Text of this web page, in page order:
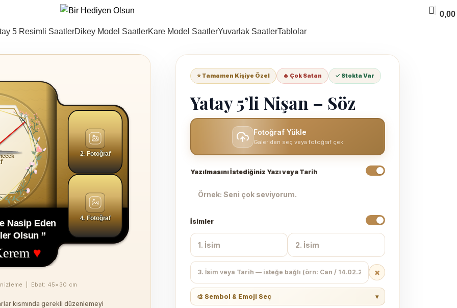
0,00
5 Resimli SaatlerDikey Model SaatlerKare Model SaatlerYuvarlak SaatlerTablolar
takarak
Nasip Eden
Olsun ’’
♥
2. Fotoğraf
4. Fotoğraf
| Ebat: 45×30 cm
kısmında gerekli düzenlemeyi
⭐ Tamamen Kişiye Özel 🔥 Çok Satan ✓ Stokta Var
Yatay 5’li Nişan – Söz
Fotoğraf Yükle
Galeriden seç veya fotoğraf çek
Yazılmasını İstediğiniz Yazı veya Tarih
İsimler
×
🎨 Sembol & Emoji Seç ▾